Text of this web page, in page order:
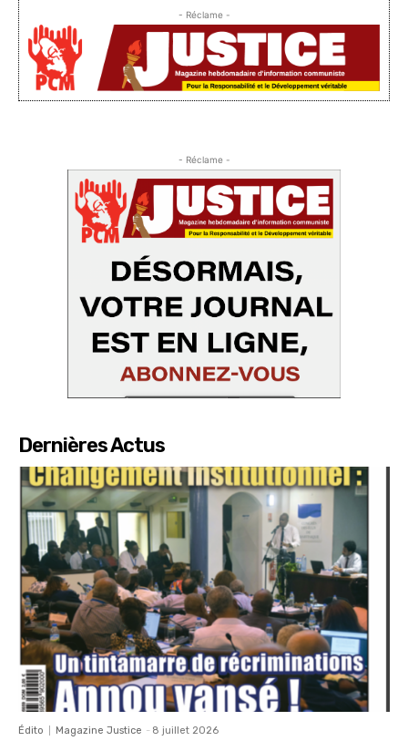
- Réclame -
- Réclame -
Dernières Actus
Édito Magazine Justice - 8 juillet 2026